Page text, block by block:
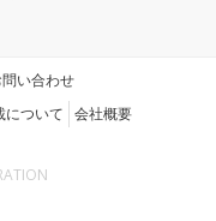
問い合わせ
について 会社概要